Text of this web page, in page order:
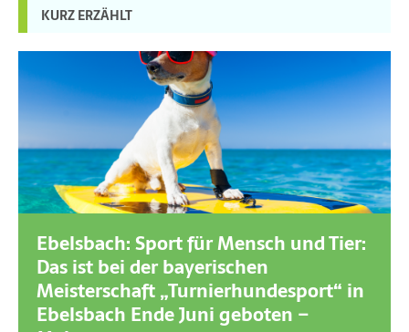
KURZ ERZÄHLT
Ebelsbach: Sport für Mensch und Tier:
Das ist bei der bayerischen
Meisterschaft „Turnierhundesport“ in
Ebelsbach Ende Juni geboten –